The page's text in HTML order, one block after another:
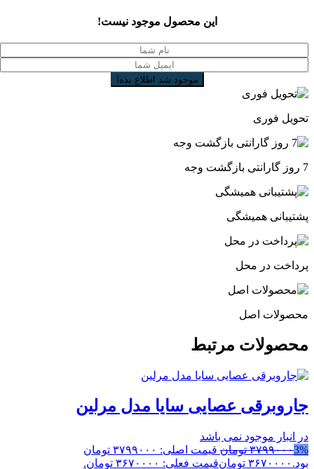
این محصول موجود نیست!
تحویل فوری
7 روز گارانتی بازگشت وجه
پشتیبانی همیشگی
پرداخت در محل
محصولات اصل
محصولات مرتبط
جاروبرقی عصایی سایا مدل مرلین
در انبار موجود نمی باشد
3%۳۷۹۹۰۰۰ تومان
قیمت اصلی: ۳۷۹۹۰۰۰ تومان
بود. ۳۶۷۰۰۰۰ تومانقیمت فعلی: ۳۶۷۰۰۰۰ تومان.